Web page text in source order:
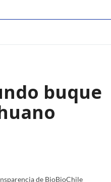
buque
de BioBioChile